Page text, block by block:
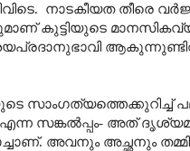
നാടകീയത തീരെ
കുട്ടിയുടെ
സാംഗത്യത്തെക്കുറിച്ച്
സങ്കൽപ്പം- അത്
അവനും അച്ഛനും